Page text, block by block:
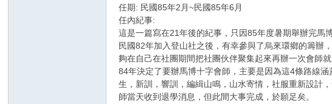
任期: 民國85年2月~民國85年6月
任內紀事:
這是一篇寫在21年後的紀事，只因85年度暑期舉辦完馬
民國82年加入登山社之後，有幸參與了烏來環鄉的籌辦
夠在自己在社團期間把社團伙伴聚集起來再辦一次會師
84年決定了要辦馬博十字會師，主要是因為這4條路線
生，新訓，響訓，編緝山鳴，山水寄情，社服重新設計
師當天收到退學消息，但此間大事完成，於願足矣。